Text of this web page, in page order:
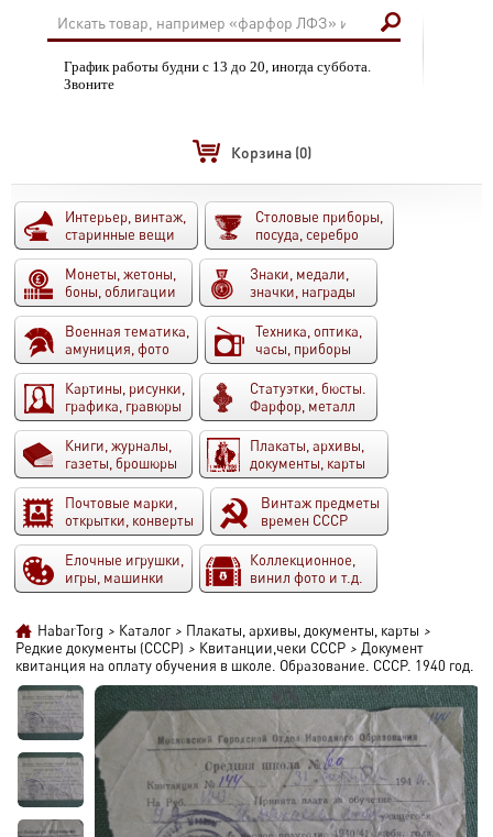
График работы будни с 13 до 20, иногда суббота.
Звоните
Корзина (0)
Интерьер, винтаж,
старинные вещи
Столовые приборы,
посуда, серебро
Монеты, жетоны,
боны, облигации
Знаки, медали,
значки, награды
Военная тематика,
амуниция, фото
Техника, оптика,
часы, приборы
Картины, рисунки,
графика, гравюры
Статуэтки, бюсты.
Фарфор, металл
Книги, журналы,
газеты, брошюры
Плакаты, архивы,
документы, карты
Почтовые марки,
открытки, конверты
Винтаж предметы
времен СССР
Елочные игрушки,
игры, машинки
Коллекционное,
винил фото и т.д.
HabarTorg > Каталог > Плакаты, архивы, документы, карты >
Редкие документы (СССР) > Квитанции,чеки СССР > Документ
квитанция на оплату обучения в школе. Образование. СССР. 1940 год.